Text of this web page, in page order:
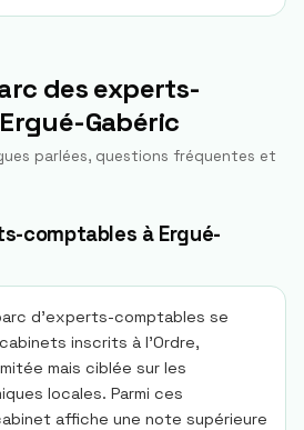
des experts-
Ergué-Gabéric
parlées, questions fréquentes et
comptables à Ergué-
d’experts-comptables se
inscrits à l’Ordre,
mais ciblée sur les
locales. Parmi ces
affiche une note supérieure